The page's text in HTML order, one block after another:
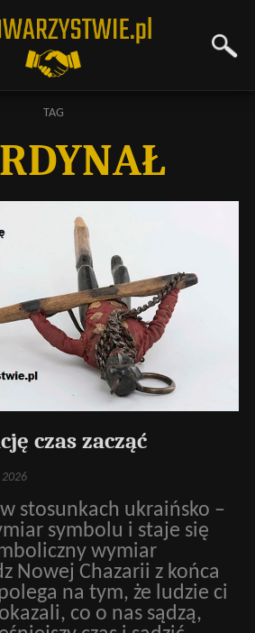
TAG
czas zacząć
2026
stosunkach ukraińsko –
symbolu i staje się
wymiar
Nowej Chazarii z końca
na tym, że ludzie ci
co o nas sądzą,